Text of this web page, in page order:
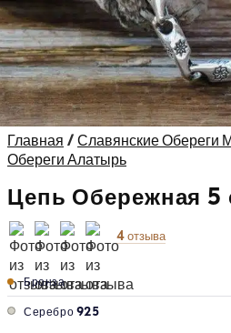
Главная /Славянские Обереги
Обереги Алатырь
Цепь Обережная 5
4 отзыва
Бронза
Серебро 925